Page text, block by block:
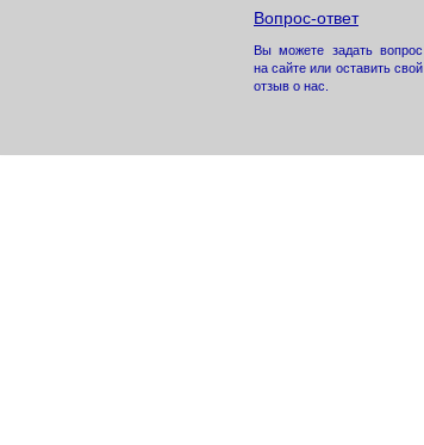
Вопрос-ответ
Вы можете задать вопрос
на сайте или оставить свой
отзыв о нас.